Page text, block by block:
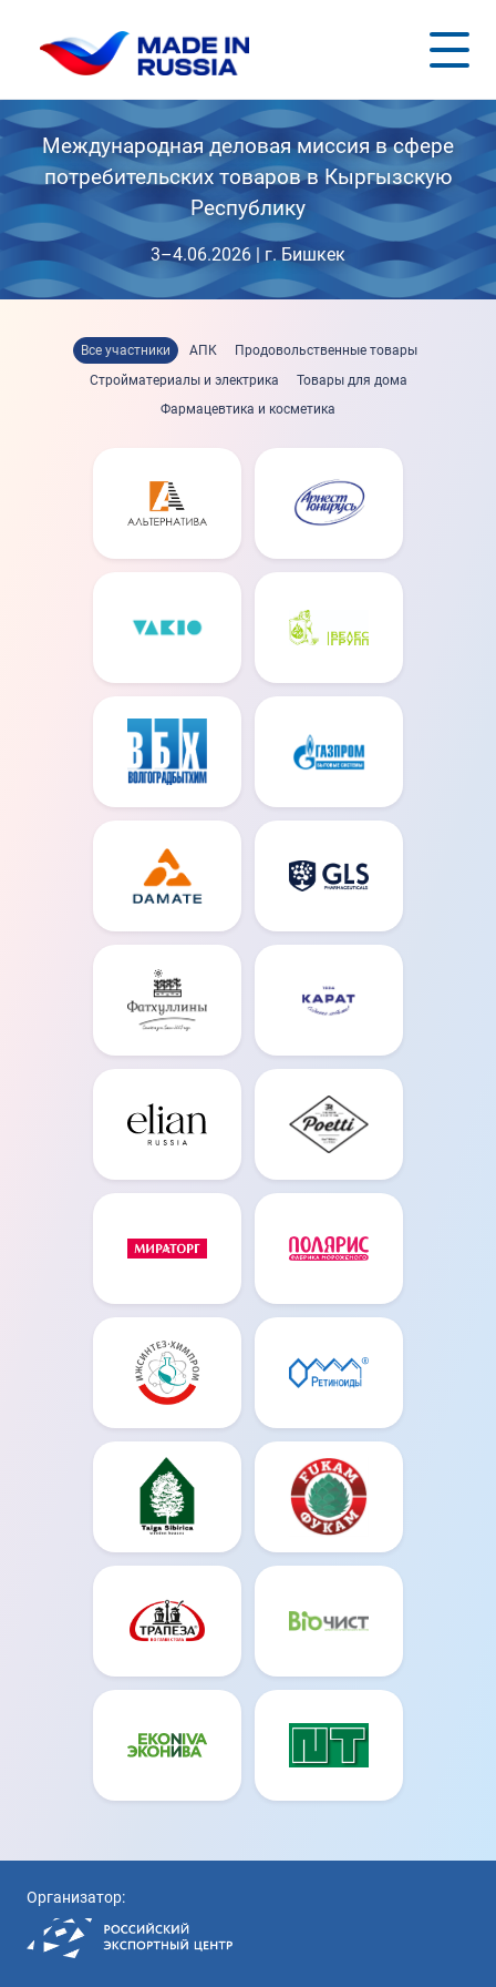
Международная деловая миссия в сфере
потребительских товаров в Кыргызскую
Республику
3–4.06.2026 | г. Бишкек
Все участники АПК
Продовольственные товары
Стройматериалы и электрика
Товары для дома
Фармацевтика и косметика
Организатор: